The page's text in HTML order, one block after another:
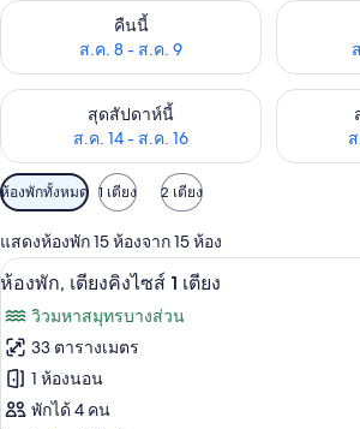
คืนนี้
ส.ค. 8 - ส.ค. 9
ตรวจสอบจำนวนห้องพักว่างในคืนนี้ ส.ค. 8 -
ตรวจสอ
สุดสัปดาห์นี้
ส.ค. 14 - ส.ค. 16
ตรวจสอบจำนวนห้องพักว่างในสุดสัปดาห์นี้ ส.
ตรวจสอ
ตัว
กรอง
ที่
มี
ให้
สำหรับ
ห้อง
พัก
ห้องพักทั้งหมด 1 เตียง 2 เตียง
แสดงห้องพัก 15 ห้องจาก 15 ห้อง
เปิด
ภาพถ่าย
ทั้งหมด
ของ
ห้อง
เครื่องนอน
6
ห้องพัก, เตียงคิงไซส์ 1 เตียง
วิวมหาสมุทรบางส่วน
33 ตารางเมตร
1 ห้องนอน
พักได้ 4 คน